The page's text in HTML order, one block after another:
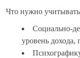
Что нужно
Социально-
уровень дохода,